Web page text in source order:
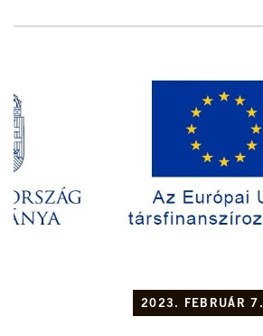
2023. FEBRUÁR 7.